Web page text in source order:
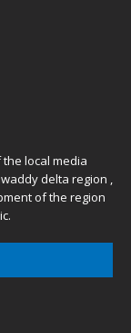
local media
delta region ,
of the region